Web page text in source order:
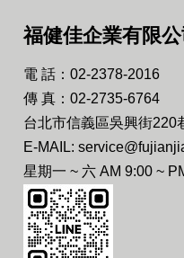
福健佳企業有限公
電 話：02-2378-2016
傳 真：02-2735-6764
台北市信義區吳興街220
E-MAIL:
星期一 ~ 六 AM 9:00 ~